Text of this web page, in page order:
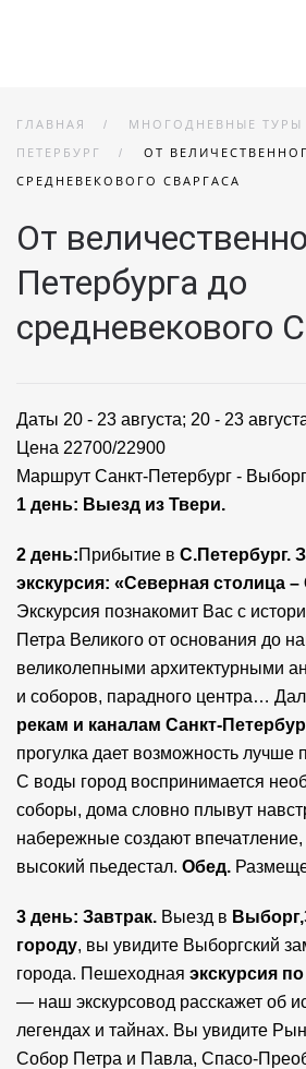
ГЛАВНАЯ МНОГОДНЕВНЫЕ ТУРЫ
ПЕТЕРБУРГ
ОТ
СРЕДНЕВЕКОВОГО СВАРГАСА
От
Петербурга до
средневекового
Даты 20 - 23 августа; 20 - 23
Цена 22700/22900
Маршрут Санкт-Петербург -
1 день: Выезд из Твери.
2 день:Прибытие в С.Петербург.
экскурсия: «Северная столица –
Экскурсия познакомит Вас с
Петра Великого от основания до
великолепными архитектурными
и соборов, парадного центра…
рекам и каналам Санкт-
прогулка дает возможность лучше
С воды город воспринимается
соборы, дома словно плывут
набережные создают впечатление,
высокий пьедестал. Обед.
3 день: Завтрак. Выезд в Выборг,
городу, вы увидите Выборгский
города. Пешеходная экскурсия
— наш экскурсовод расскажет об
легендах и тайнах. Вы увидите
Собор Петра и Павла, Спасо-